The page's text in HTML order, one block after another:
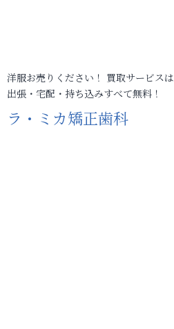
洋服お売りください！ 買取サービスは
出張・宅配・持ち込みすべて無料！
ラ・ミカ矯正歯科